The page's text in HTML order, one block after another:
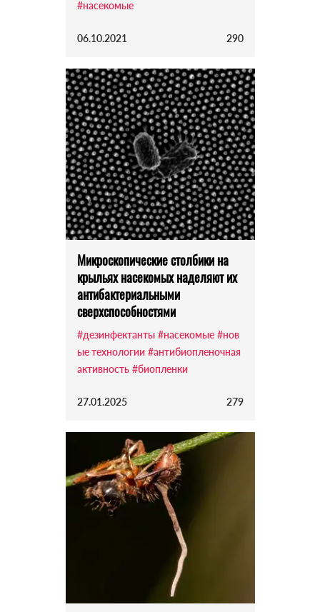
#насекомые
06.10.2021 290
Микроскопические столбики на
крыльях насекомых наделяют их
антибактериальными
сверхспособностями
#дезинфектанты #насекомые #нов
ые технологии #антибиопленочная
активность #биопленки
27.01.2025 279